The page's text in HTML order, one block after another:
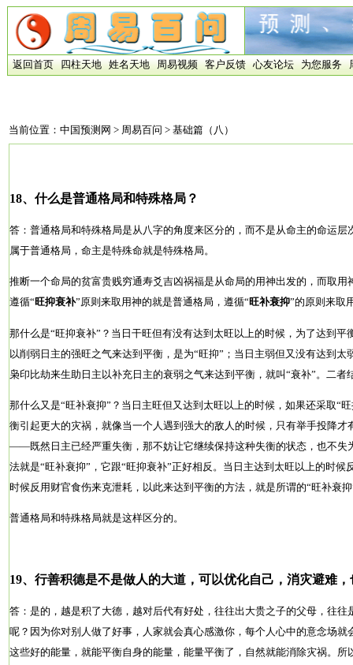
返回首页 四柱天地 姓名天地 周易视频 客户反馈 心友论坛 为您服务
当前位置： 中国预测网 > 周易百问 > 基础篇（八）
18、什么是普通格局和特殊格局？
答：普通格局和特殊格局是从八字的角度来区分的，而不是从命主的命运
属于普通格局，命主是特殊命就是特殊格局。
推断一个命局的贫富贵贱穷通寿爻吉凶祸福是从命局的用神出发的，而取
遵循“旺抑衰补”原则来取用神的就是普通格局，遵循“旺补衰抑”的原则来取
那什么是“旺抑衰补”？当日干旺但有没有达到太旺以上的时候，为了达到平
以削弱日主的强旺之气来达到平衡，是为“旺抑”；当日主弱但又没有达到
枭印比劫来生助日主以补充日主的衰弱之气来达到平衡，就叫“衰补”。二者
那什么又是“旺补衰抑”？当日主旺但又达到太旺以上的时候，如果还采取“
衡引起更大的灾祸，就像当一个人遇到强大的敌人的时候，只有举手投降才
――既然日主已经严重失衡，那不妨让它继续保持这种失衡的状态，也不失
法就是“旺补衰抑”，它跟“旺抑衰补”正好相反。当日主达到太旺以上的时
时候反用财官食伤来克泄耗，以此来达到平衡的方法，就是所谓的“旺补衰
普通格局和特殊格局就是这样区分的。
19、行善积德是不是做人的大道，可以优化自己，消灾避难
答：是的，越是积了大德，越对后代有好处，往往出大贵之子的父母，往
呢？因为你对别人做了好事，人家就会真心感激你，每个人心中的意念场
这些好的能量，就能平衡自身的能量，能量平衡了，自然就能消除灾祸。所